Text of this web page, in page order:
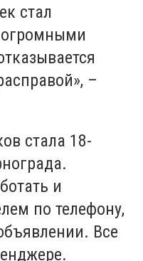
стал
–
стала 18-
и
по телефону,
Все